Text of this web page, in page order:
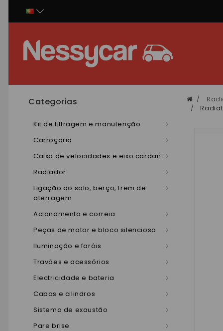
Categorias
Kit de filtragem e manutenção
Carroçaria
Caixa de velocidades e eixo cardan
Radiador
Ligação ao solo, berço, trem de
aterragem
Acionamento e correia
Peças de motor e bloco silencioso
Iluminação e faróis
Travões e acessórios
Electricidade e bateria
Cabos e cilindros
Sistema de exaustão
Pare brise